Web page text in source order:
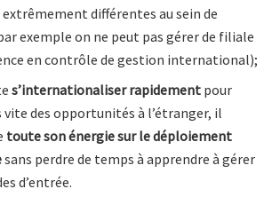
différentes au sein de
exemple on ne peut pas gérer de filiale
en contrôle de gestion international);
s’internationaliser rapidement pour
des opportunités à l’étranger, il
toute son énergie sur le déploiement
sans perdre de temps à apprendre à gérer
d’entrée.